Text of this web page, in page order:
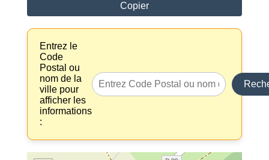
Copier
Entrez le
Code
Postal ou
nom de la
ville pour
afficher les
informations
: